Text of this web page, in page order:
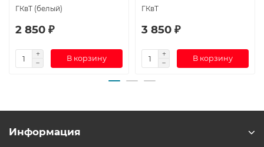
ГКвТ (белый)
2 850 ₽
В корзину
ГКвТ
3 850 ₽
В корзину
Информация